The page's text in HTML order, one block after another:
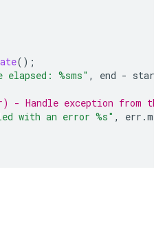
();
elapsed: %sms" , end - start
- Handle exception from
with an error %s" , err .